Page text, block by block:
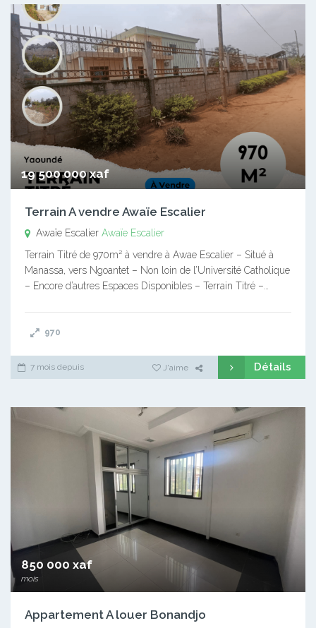
19 500 000 xaf
Terrain A vendre Awaïe Escalier
Awaïe Escalier Awaïe Escalier
Terrain Titré de 970m² à vendre à Awae Escalier – Situé à
Manassa, vers Ngoantet – Non loin de l’Université Catholique
– Encore d’autres Espaces Disponibles – Terrain Titré –…
970
7 mois depuis J'aime Détails
850 000 xaf
mois
Appartement A louer Bonandjo